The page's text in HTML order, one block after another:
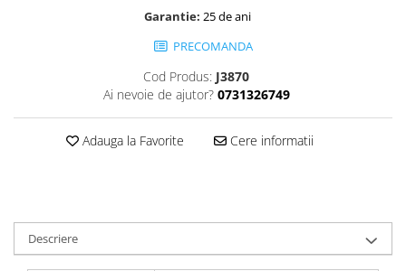
Garantie: 25 de ani
PRECOMANDA
Cod Produs: J3870
Ai nevoie de ajutor? 0731326749
Adauga la Favorite Cere informatii
Descriere